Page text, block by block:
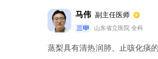
染导致的咳嗽，需要定时的采
马伟 副主任医师
山东省立医院 全科
蒸梨具有清热润肺、止咳化痰